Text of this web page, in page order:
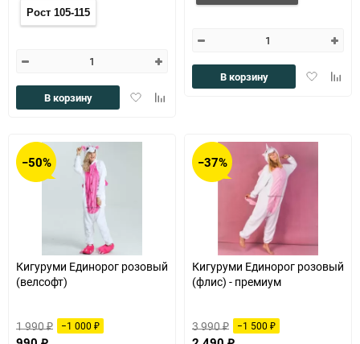
Рост 105-115
ДобавитьДобавить
В корзину
Добавить
В корзину
−50%
Кигуруми Единорог розовый
(велсофт)
1 990₽ −1 000 ₽
−37%
Кигуруми Единорог розовый
(флис) - премиум
3 990₽ −1 500 ₽